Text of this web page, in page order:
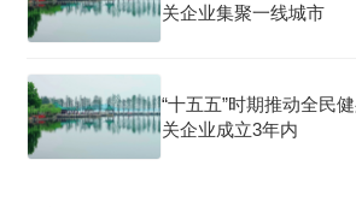
关企业集聚一线城市
“十五五”时期推动全民
关企业成立3年内